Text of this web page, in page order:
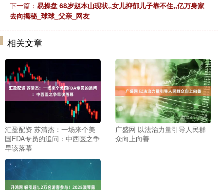
下一篇： 易操盘 68岁赵本山现状,,女儿抑郁儿子靠不住,,亿万身家
去向揭秘_球球_父亲_网友
相关文章
汇盈配资 苏清杰：一场来个美
国FDA专员的追问：中西医之争
早该落幕
广盛网 以法治力量引导人民群
众向上向善